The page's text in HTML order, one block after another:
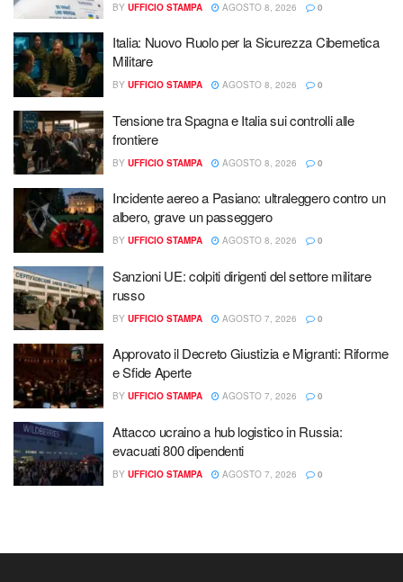
BY UFFICIO STAMPA AGOSTO 8, 2026 0
Italia: Nuovo Ruolo per la Sicurezza Cibernetica
Militare
BY UFFICIO STAMPA AGOSTO 8, 2026 0
Tensione tra Spagna e Italia sui controlli alle
frontiere
BY UFFICIO STAMPA AGOSTO 8, 2026 0
Incidente aereo a Pasiano: ultraleggero contro un
albero, grave un passeggero
BY UFFICIO STAMPA AGOSTO 8, 2026 0
Sanzioni UE: colpiti dirigenti del settore militare
russo
BY UFFICIO STAMPA AGOSTO 7, 2026 0
Approvato il Decreto Giustizia e Migranti: Riforme
e Sfide Aperte
BY UFFICIO STAMPA AGOSTO 7, 2026 0
Attacco ucraino a hub logistico in Russia:
evacuati 800 dipendenti
BY UFFICIO STAMPA AGOSTO 7, 2026 0